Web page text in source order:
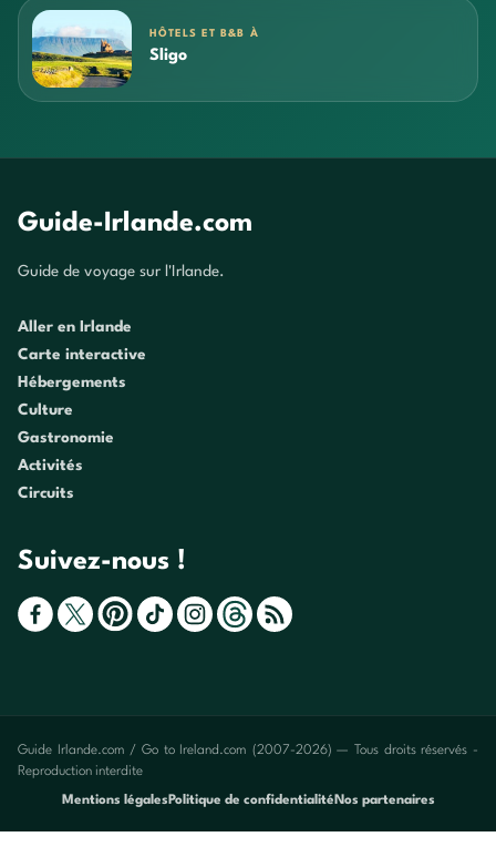
HÔTELS ET B&B À
Sligo
Guide-Irlande.com
Guide de voyage sur l'Irlande.
Aller en Irlande
Carte interactive
Hébergements
Culture
Gastronomie
Activités
Circuits
Suivez-nous !
Guide Irlande.com / Go to Ireland.com (2007-2026) — Tous droits réservés -
Reproduction interdite
Mentions légales Politique de confidentialité Nos partenaires